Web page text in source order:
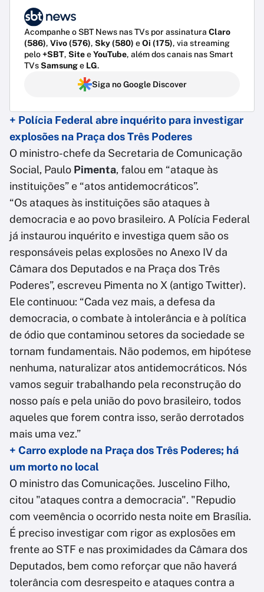
Acompanhe o SBT News nas TVs por assinatura Claro
(586), Vivo (576), Sky (580) eOi (175), via streaming
pelo+SBT, SiteeYouTube, além dos canais nas Smart
TVsSamsunge LG.
Siga no Google Discover
+ Polícia Federal abre inquérito para investigar
explosões na Praça dos Três Poderes
O ministro-chefe da Secretaria de Comunicação
Social, Paulo Pimenta, falou em “ataque às
instituições” e “atos antidemocráticos”.
“Os ataques às instituições são ataques à
democracia e ao povo brasileiro. A Polícia Federal
já instaurou inquérito e investiga quem são os
responsáveis pelas explosões no Anexo IV da
Câmara dos Deputados e na Praça dos Três
Poderes”, escreveu Pimenta no X (antigo Twitter).
Ele continuou: “Cada vez mais, a defesa da
democracia, o combate à intolerância e à política
de ódio que contaminou setores da sociedade se
tornam fundamentais. Não podemos, em hipótese
nenhuma, naturalizar atos antidemocráticos. Nós
vamos seguir trabalhando pela reconstrução do
nosso país e pela união do povo brasileiro, todos
aqueles que forem contra isso, serão derrotados
mais uma vez.”
+ Carro explode na Praça dos Três Poderes; há
um morto no local
O ministro das Comunicações. Juscelino Filho,
citou "ataques contra a democracia". "Repudio
com veemência o ocorrido nesta noite em Brasília.
É preciso investigar com rigor as explosões em
frente ao STF e nas proximidades da Câmara dos
Deputados, bem como reforçar que não haverá
tolerância com desrespeito e ataques contra a